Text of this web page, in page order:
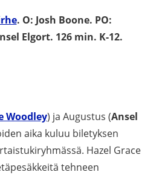
. O: Josh Boone. PO:
Elgort. 126 min. K-12.
Woodley) ja Augustus (Ansel
aika kuluu biletyksen
Hazel Grace
tehneen